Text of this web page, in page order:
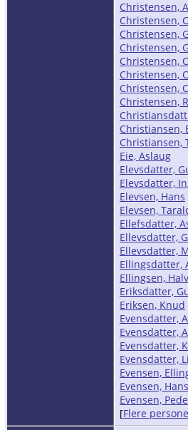
Christensen,
Christensen,
Christensen,
Christensen,
Christensen,
Christensen,
Christensen,
Christensen,
Christiansen,
Christiansen,
Eie, Aslaug
Elevsdatter,
Elevsdatter,
Elevsen, Hans
Elevsen,
Ellefsdatter,
Ellevsdatter,
Ellevsdatter,
Ellingsdatter,
Ellingsen,
Eriksdatter,
Eriksen, Knud
Evensdatter,
Evensdatter,
Evensdatter,
Evensdatter,
Evensen,
Evensen, Hans
Evensen,
[Flere